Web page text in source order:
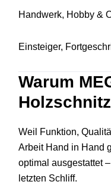
Handwerk, Hobby &
Einsteiger,
Warum
Weil Funktion,
Arbeit Hand in Hand
optimal ausgestattet
letzten Schliff.